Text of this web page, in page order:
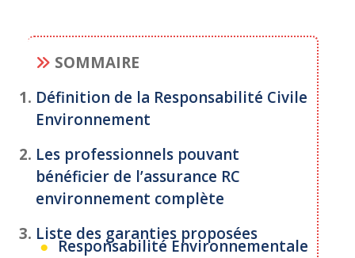
SOMMAIRE
1. Définition de la Responsabilité Civile
Environnement
2. Les professionnels pouvant
bénéficier de l’assurance RC
environnement complète
3. Liste des garanties proposées
Responsabilité Environnementale